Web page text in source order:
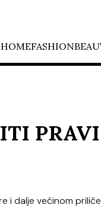
HOMEFASHION
dalje većinom